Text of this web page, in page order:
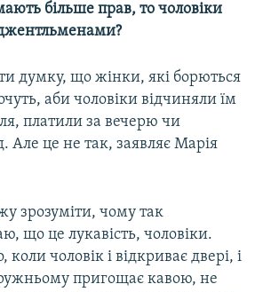
більше прав, то чоловіки
думку, що жінки, які борються
аби чоловіки відчиняли їм
платили за вечерю чи
Але це не так, заявляє Марія
зрозуміти, чому так
що це лукавість, чоловіки.
чоловік і відкриває двері, і
пригощає кавою, не